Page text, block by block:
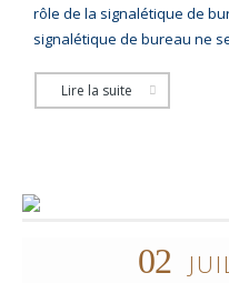
rôle de la signalétique de
signalétique de bureau ne
Lire la suite
02